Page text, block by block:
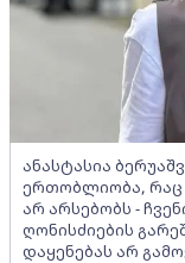
ანასტასია
ერთობლიობა, რაც
არ არსებობს -
ღონისძიების
დაყენებას არ